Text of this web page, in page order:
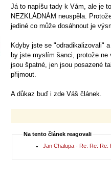
Já to napíšu tady k Vám, ale je
NEZKLÁDNÁM neuspěla.
jediné co může dosáhnout je
Kdyby jste se "odradikalizovali"
by jste myslím šanci, protože
jsou špatné, jen jsou posazené
přijmout.
A důkaz buď i zde Váš článek.
Na tento článek reagovali
Jan Chalupa - Re: Re: Re: